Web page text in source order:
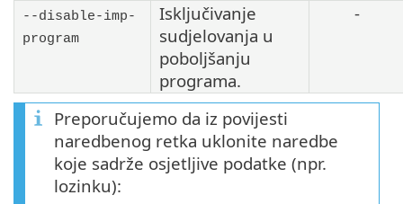
--disable-imp-
program
Isključivanje
sudjelovanja u
poboljšanju
programa.
-
Preporučujemo da iz povijesti
naredbenog retka uklonite naredbe
koje sadrže osjetljive podatke (npr.
lozinku):